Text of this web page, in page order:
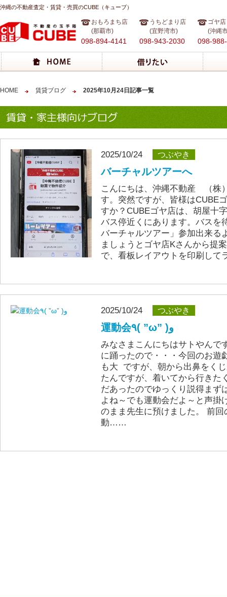
沖縄の不動産査定・賃貸・売買のCUBE（キューブ）
おもろまち店
(那覇市)
098-894-4141
うちどまり店
(宜野湾市)
098-943-2030
ゴヤ店
(沖縄
098-
HOME 賃貸ブログ 2025年10月24日記事一覧
2025/10/24 つぶやき
バーチャルツアーへ
こんにちは、沖縄不動産 （株
す。突然ですが、皆様はCUBE
すか？CUBEゴヤ店は、胡屋十
バス停近くにあります。バスを
バーチャルツアー」参加出来る
ましょうとゴヤ店Kさんから提
で、看板レイアウトを印刷し
2025/10/24 つぶやき
運動会٩( ”ω” )و
みなさまこんにちはサトやん
に踊ったので・・・今回のお遊
も大 ですが、朝から出鼻をく
たんですが、着いてから行きた
だあったのでゆっくり説得まず
よね～でも運動会だよ～と声掛
のまま先生に預けました。 前
動……